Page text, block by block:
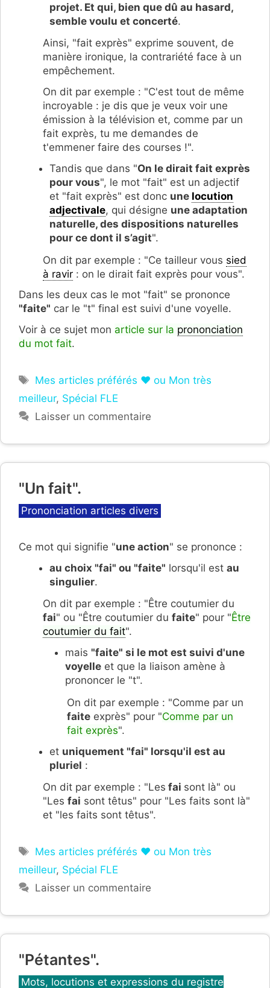
projet. Et qui, bien que dû au hasard,
semble voulu et concerté.
Ainsi, "fait exprès" exprime souvent, de
manière ironique, la contrariété face à un
empêchement.
On dit par exemple : "C'est tout de même
incroyable : je dis que je veux voir une
émission à la télévision et, comme par un
fait exprès, tu me demandes de
t'emmener faire des courses !".
Tandis que dans "On le dirait fait exprès
pour vous", le mot "fait" est un adjectif
et "fait exprès" est donc une locution
adjectivale, qui désigne une adaptation
naturelle, des dispositions naturelles
pour ce dont il s’agit".
On dit par exemple : "Ce tailleur vous sied
à ravir : on le dirait fait exprès pour vous".
Dans les deux cas le mot "fait" se prononce
"faite" car le "t" final est suivi d'une voyelle.
Voir à ce sujet mon article sur la prononciation
du mot fait.
Étiquettes
Mes articles préférés ❤ ou Mon très
meilleur, Spécial FLE
Laisser un commentaire
"Un fait".
Catégories
Prononciation articles divers
Ce mot qui signifie "une action" se prononce :
au choix "fai" ou "faite" lorsqu'il est au
singulier.
On dit par exemple : "Être coutumier du
fai" ou "Être coutumier du faite" pour "Être
coutumier du fait".
mais "faite" si le mot est suivi d'une
voyelleet que la liaison amène à
prononcer le "t".
On dit par exemple : "Comme par un
faite exprès" pour "Comme par un
fait exprès".
et uniquement "fai" lorsqu'il est au
pluriel :
On dit par exemple : "Les fai sont là" ou
"Les fai sont têtus" pour "Les faits sont là"
et "les faits sont têtus".
Étiquettes
Mes articles préférés ❤ ou Mon très
meilleur, Spécial FLE
Laisser un commentaire
"Pétantes".
Catégories
Mots, locutions et expressions du registre